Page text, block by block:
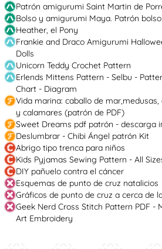
Patrón amigurumi Saint Martin de
Bolso y amigurumi Maya. Patrón
Heather, el Pony
Frankie and Draco Amigurumi
Dolls
Unicorn Teddy Crochet Pattern
Erlends Mittens Pattern - Selbu -
Chart - Diagram
Vida marina: caballo de
y calamares (patrón de PDF)
Sweet Dreams pdf patrón - descarga
Deslumbrar - Chibi Ángel patrón Kit
Abrigo tipo trenca para niños
Kids Pyjamas Sewing Pattern - All
DIY pañuelo contra el cáncer
Esquemas de punto de cruz natalicios
Gráficos de punto de cruz a cerca de
Geek Nerd Cross Stitch Pattern PDF -
Art Embroidery